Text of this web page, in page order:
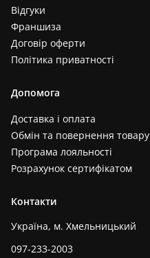
Відгуки
Франшиза
Договір оферти
Політика приватності
Допомога
Доставка і оплата
Обмін та повернення товару
Програма лояльності
Розрахунок сертифікатом
Контакти
Україна, м. Хмельницький
097-233-2003